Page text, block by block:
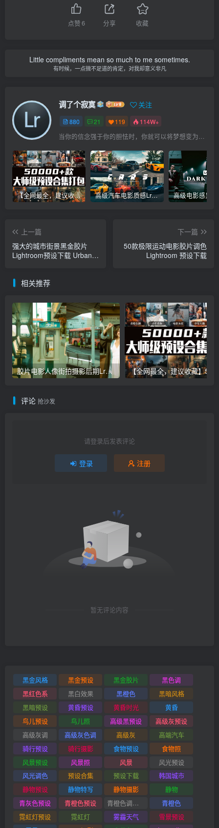
点赞6 分享 收藏
Little compliments mean so much to me sometimes.
有时候，一点微不足道的肯定，对我却意义非凡
调了个寂寞 关注
880 21 119 114W+
当你的信念强于你的胆怯时，你就可以将梦想变为现实了
【全网最全，建议收藏】5万多款Lr顶级调色预设合集，精心整理，分类清晰，摄影师调色师必备素材，够用一辈子！ 高级汽车电影质感Lr调色教程，手机滤镜PS+Lightroom预设下载！
上一篇
强大的城市街景黑金胶片
Lightroom预设下载 Urban
下一篇
50款极限运动电影胶片调色
Lightroom 预设下载
相关推荐
胶片电影人像街拍摄影后期Lr调色教程，手机滤镜PS+Lightroom预设下载！
评论 抢沙发
请登录后发表评论
登录 注册
暂无评论内容
黑金风格 黑金预设 黑金胶片
黑色调
黑红色系
黑白效果 黑橙色
黑暗风格
黑暗预设
黄昏预设 黄昏时光
黄昏
鸟儿预设
鸟儿照 高级黑预设
高级灰预设
高级灰调
高级灰色调 高级灰
高端汽车
骑行预设
骑行摄影 食物预设
食物照
风景预设
风景照 风景
风光预设
风光调色
预设合集 预设下载
韩国城市
静物预设
静物特写 静物摄影
静物
青灰色预设
青橙色预设 青橙色调预设
青橙色
霓虹灯预设
霓虹灯 雾霾天气
雪景预设